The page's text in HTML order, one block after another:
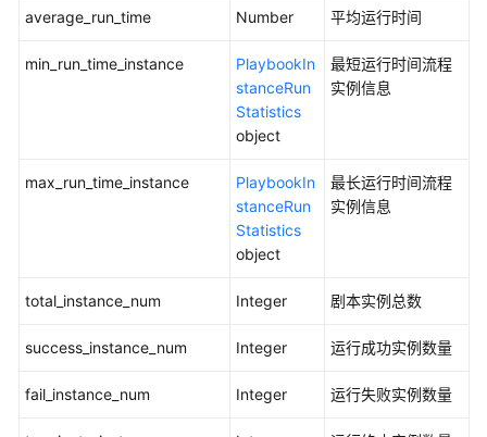
析
据
据
average_run_time Number 平均运行时间
min_run_time_instance
PlaybookIn
stanceRun
Statistics
object
最短运行时间流程
实例信息
max_run_time_instance
PlaybookIn
stanceRun
Statistics
object
最长运行时间流程
实例信息
total_instance_num Integer 剧本实例总数
success_instance_num Integer 运行成功实例数量
fail_instance_num Integer 运行失败实例数量